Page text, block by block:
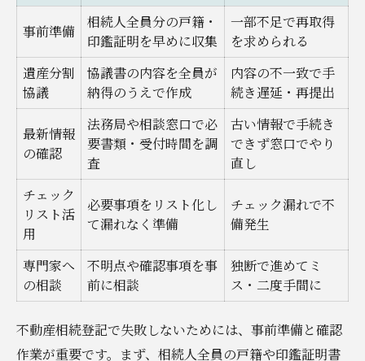
事前準備
相続人全員分の戸籍・
印鑑証明を早めに収集
一部不足で再取得
を求められる
遺産分割
協議
協議書の内容を全員が
納得のうえで作成
内容の不一致で手
続き遅延・再提出
最新情報
の確認
法務局や相談窓口で必
要書類・受付時間を調
査
古い情報で手続き
できず窓口でやり
直し
チェック
リスト活
用
必要事項をリスト化し
て漏れなく準備
チェック漏れで不
備発生
専門家へ
の相談
不明点や確認事項を事
前に相談
独断で進めてミ
ス・二度手間に
不動産相続登記で失敗しないためには、事前準備と確認
作業が重要です。まず、相続人全員の戸籍や印鑑証明書